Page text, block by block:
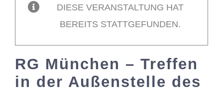
Mitglieder / Login
Kontakt
DIESE VERANSTALTUNG HAT
BEREITS STATTGEFUNDEN.
RG München – Treffen
in der Außenstelle des